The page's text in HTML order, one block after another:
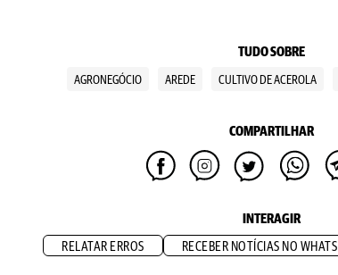
TUDO SOBRE
AGRONEGÓCIO AREDE CULTIVO DE ACEROLA
COMPARTILHAR
INTERAGIR
RELATAR ERROS RECEBER NOTÍCIAS NO WHATS